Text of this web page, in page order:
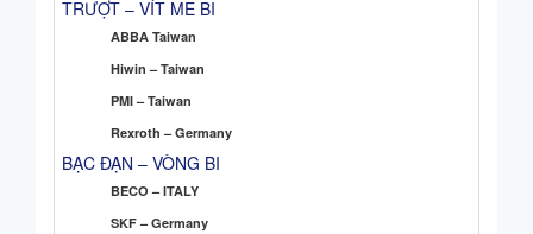
TRƯỢT – VÍT ME BI
ABBA Taiwan
Hiwin – Taiwan
PMI – Taiwan
Rexroth – Germany
BẠC ĐẠN – VÒNG BI
BECO – ITALY
SKF – Germany